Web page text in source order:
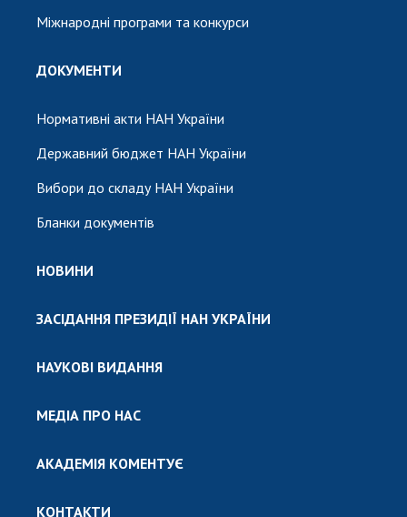
Міжнародні програми та конкурси
ДОКУМЕНТИ
Нормативні акти НАН України
Державний бюджет НАН України
Вибори до складу НАН України
Бланки документів
НОВИНИ
ЗАСІДАННЯ ПРЕЗИДІЇ НАН УКРАЇНИ
НАУКОВІ ВИДАННЯ
МЕДІА ПРО НАС
АКАДЕМІЯ КОМЕНТУЄ
КОНТАКТИ